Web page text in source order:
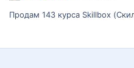
л
)
Продам 143 курса Skillbox